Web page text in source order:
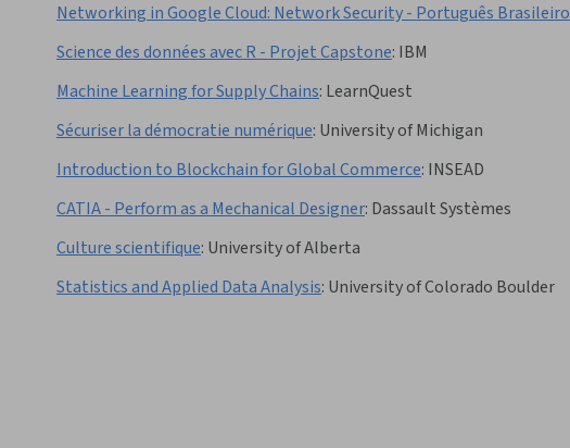
Networking in Google Cloud: Network Security - Português Brasileiro
Science des données avec R - Projet Capstone: IBM
Machine Learning for Supply Chains: LearnQuest
Sécuriser la démocratie numérique: University of Michigan
Introduction to Blockchain for Global Commerce: INSEAD
CATIA - Perform as a Mechanical Designer: Dassault Systèmes
Culture scientifique: University of Alberta
Statistics and Applied Data Analysis: University of Colorado Boulder